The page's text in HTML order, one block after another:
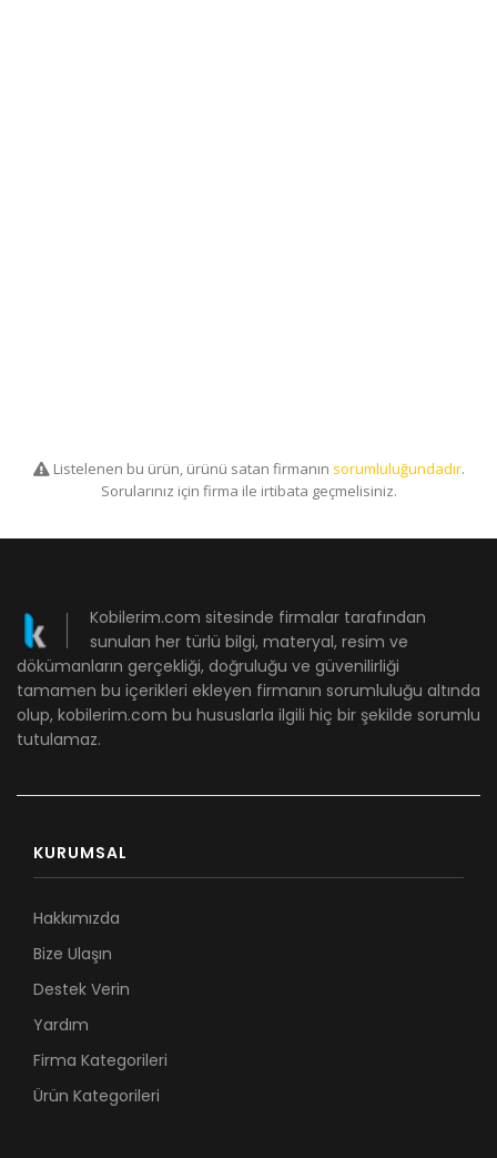
Listelenen bu ürün, ürünü satan firmanın sorumluluğundadır.
Sorularınız için firma ile irtibata geçmelisiniz.
Kobilerim.com sitesinde firmalar tarafından
sunulan her türlü bilgi, materyal, resim ve
dökümanların gerçekliği, doğruluğu ve güvenilirliği
tamamen bu içerikleri ekleyen firmanın sorumluluğu altında
olup, kobilerim.com bu hususlarla ilgili hiç bir şekilde sorumlu
tutulamaz.
KURUMSAL
Hakkımızda
Bize Ulaşın
Destek Verin
Yardım
Firma Kategorileri
Ürün Kategorileri